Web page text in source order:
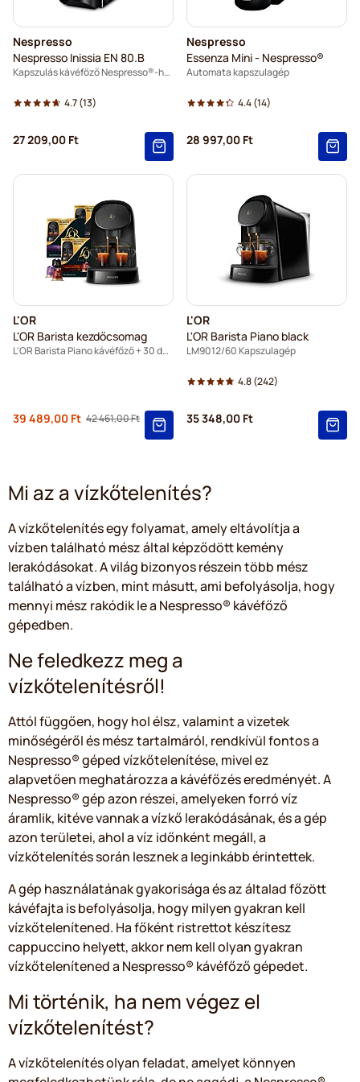
Nespresso
Nespresso Inissia EN 80.B
Kapszulás kávéfőző Nespresso®-hoz
4.7(13)
27 209,00 Ft
Nespresso
Essenza Mini - Nespresso®
Automata kapszulagép
4.4(14)
28 997,00 Ft
L'OR
L'OR Barista kezdőcsomag
L'OR Barista Piano kávéfőző + 30 db L'OR Barista kapszula
Regular Price
42 461,00 Ft
39 489,00 Ft
L'OR
L'OR Barista Piano black
LM9012/60 Kapszulagép
4.8(242)
35 348,00 Ft
Mi az a vízkőtelenítés?
A vízkőtelenítés egy folyamat, amely eltávolítja a
vízben található mész által képződött kemény
lerakódásokat. A világ bizonyos részein több mész
található a vízben, mint másutt, ami befolyásolja, hogy
mennyi mész rakódik le a Nespresso® kávéfőző
gépedben.
Ne feledkezz meg a
vízkőtelenítésről!
Attól függően, hogy hol élsz, valamint a vizetek
minőségéről és mész tartalmáról, rendkívül fontos a
Nespresso® géped vízkőtelenítése, mivel ez
alapvetően meghatározza a kávéfőzés eredményét. A
Nespresso® gép azon részei, amelyeken forró víz
áramlik, kitéve vannak a vízkő lerakódásának, és a gép
azon területei, ahol a víz időnként megáll, a
vízkőtelenítés során lesznek a leginkább érintettek.
A gép használatának gyakorisága és az általad főzött
kávéfajta is befolyásolja, hogy milyen gyakran kell
vízkőtelenítened. Ha főként ristrettot készítesz
cappuccino helyett, akkor nem kell olyan gyakran
vízkőtelenítened a Nespresso® kávéfőző gépedet.
Mi történik, ha nem végez el
vízkőtelenítést?
A vízkőtelenítés olyan feladat, amelyet könnyen